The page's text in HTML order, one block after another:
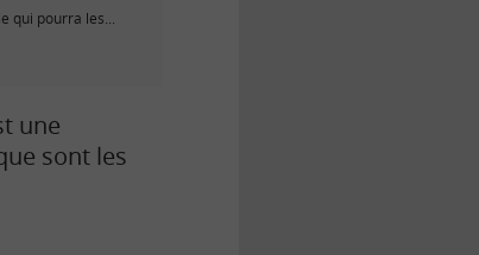
qui pourra les...
une
sont les